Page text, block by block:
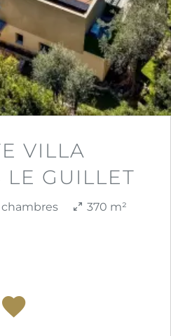
VILLA
LE GUILLET
chambres 370 m²